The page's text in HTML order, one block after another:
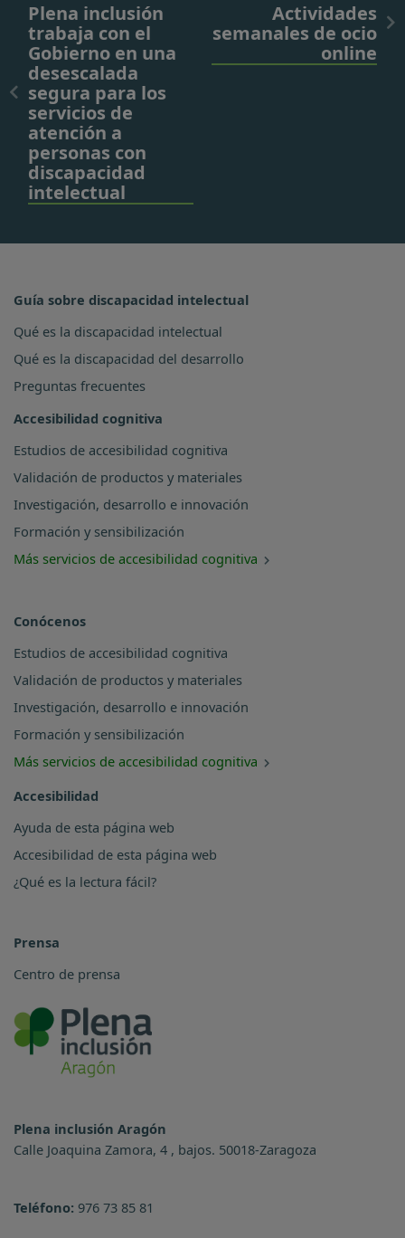
Plena inclusión
trabaja con el
Gobierno en una
desescalada
segura para los
servicios de
atención a
personas con
discapacidad
intelectual
Actividades
semanales de ocio
online
Guía sobre discapacidad intelectual
Qué es la discapacidad intelectual
Qué es la discapacidad del desarrollo
Preguntas frecuentes
Accesibilidad cognitiva
Estudios de accesibilidad cognitiva
Validación de productos y materiales
Investigación, desarrollo e innovación
Formación y sensibilización
Más servicios de accesibilidad cognitiva
Conócenos
Estudios de accesibilidad cognitiva
Validación de productos y materiales
Investigación, desarrollo e innovación
Formación y sensibilización
Más servicios de accesibilidad cognitiva
Accesibilidad
Ayuda de esta página web
Accesibilidad de esta página web
¿Qué es la lectura fácil?
Prensa
Centro de prensa
Plena inclusión Aragón
Calle Joaquina Zamora, 4 , bajos. 50018-Zaragoza
Teléfono: 976 73 85 81